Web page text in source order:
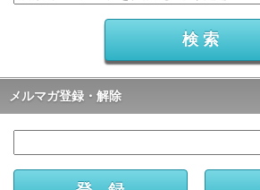
メルマガ登録・解除